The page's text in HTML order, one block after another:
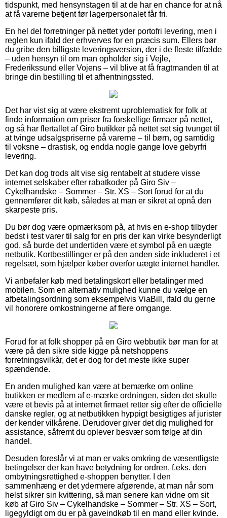
tidspunkt, med hensynstagen til at de har en chance for at nå
at få varerne betjent før lagerpersonalet får fri.
En hel del forretninger på nettet yder portofri levering, men i
reglen kun ifald der erhverves for en præcis sum. Ellers bør
du gribe den billigste leveringsversion, der i de fleste tilfælde
– uden hensyn til om man opholder sig i Vejle,
Frederikssund eller Vojens – vil blive at få fragtmanden til at
bringe din bestilling til et afhentningssted.
Det har vist sig at være ekstremt uproblematisk for folk at
finde information om priser fra forskellige firmaer på nettet,
og så har flertallet af Giro butikker på nettet set sig tvunget til
at tvinge udsalgspriserne på varerne – til børn, og samtidig
til voksne – drastisk, og endda nogle gange love gebyrfri
levering.
Det kan dog trods alt vise sig rentabelt at studere visse
internet selskaber efter rabatkoder på Giro Siv –
Cykelhandske – Sommer – Str. XS – Sort forud for at du
gennemfører dit køb, således at man er sikret at opnå den
skarpeste pris.
Du bør dog være opmærksom på, at hvis en e-shop tilbyder
bedst i test varer til salg for en pris der kan virke besynderligt
god, så burde det undertiden være et symbol på en uægte
netbutik. Kortbestillinger er på den anden side inkluderet i et
regelsæt, som hjælper køber overfor uægte internet handler.
Vi anbefaler køb med betalingskort eller betalinger med
mobilen. Som en alternativ mulighed kunne du vælge en
afbetalingsordning som eksempelvis ViaBill, ifald du gerne
vil honorere omkostningerne af flere omgange.
Forud for at folk shopper på en Giro webbutik bør man for at
være på den sikre side kigge på netshoppens
forretningsvilkår, det er dog for det meste ikke super
spændende.
En anden mulighed kan være at bemærke om online
butikken er medlem af e-mærke ordningen, siden det skulle
være et bevis på at internet firmaet retter sig efter de officielle
danske regler, og at netbutikken hyppigt besigtiges af jurister
der kender vilkårene. Derudover giver det dig mulighed for
assistance, såfremt du oplever besvær som følge af din
handel.
Desuden foreslår vi at man er vaks omkring de væsentligste
betingelser der kan have betydning for ordren, f.eks. den
ombytningsrettighed e-shoppen benytter. I den
sammenhæng er det ydermere afgørende, at man når som
helst sikrer sin kvittering, så man senere kan vidne om sit
køb af Giro Siv – Cykelhandske – Sommer – Str. XS – Sort,
ligegyldigt om du er på gaveindkøb til en mand eller kvinde.